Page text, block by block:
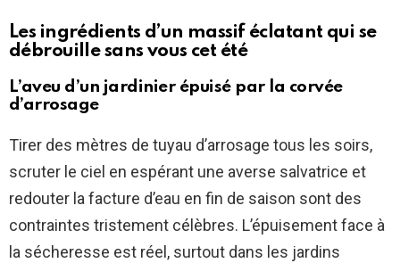
Les ingrédients d’un massif éclatant qui se
débrouille sans vous cet été
L’aveu d’un jardinier épuisé par la corvée
d’arrosage
Tirer des mètres de tuyau d’arrosage tous les soirs,
scruter le ciel en espérant une averse salvatrice et
redouter la facture d’eau en fin de saison sont des
contraintes tristement célèbres. L’épuisement face à
la sécheresse est réel, surtout dans les jardins